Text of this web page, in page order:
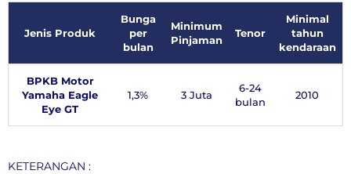
Jenis Produk
Bunga
per
bulan
Minimum
Pinjaman
Tenor
Minimal
tahun
kendaraan
BPKB Motor
Yamaha Eagle
Eye GT​
1,3% 3 Juta
6-24
bulan
2010
KETERANGAN :